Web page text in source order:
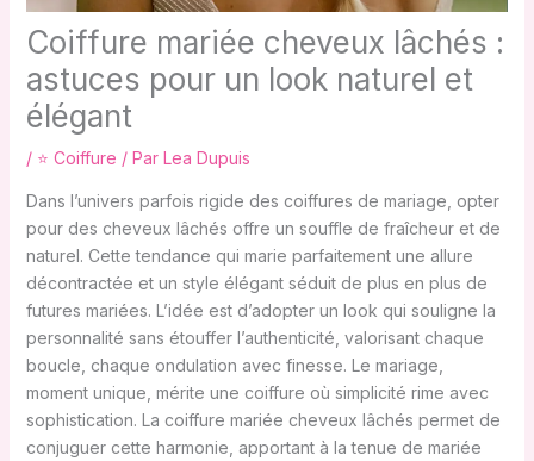
Coiffure mariée cheveux lâchés :
astuces pour un look naturel et
élégant
/ ⭐ Coiffure / Par Lea Dupuis
Dans l’univers parfois rigide des coiffures de mariage, opter
pour des cheveux lâchés offre un souffle de fraîcheur et de
naturel. Cette tendance qui marie parfaitement une allure
décontractée et un style élégant séduit de plus en plus de
futures mariées. L’idée est d’adopter un look qui souligne la
personnalité sans étouffer l’authenticité, valorisant chaque
boucle, chaque ondulation avec finesse. Le mariage,
moment unique, mérite une coiffure où simplicité rime avec
sophistication. La coiffure mariée cheveux lâchés permet de
conjuguer cette harmonie, apportant à la tenue de mariée